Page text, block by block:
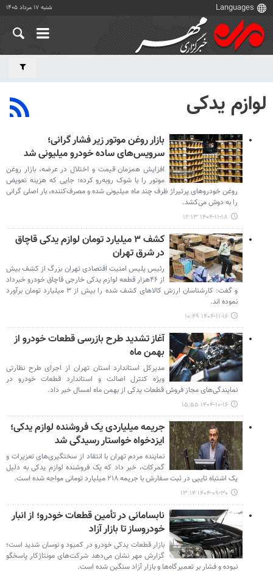
شنبه ۱۷ مرداد ۱۴۰۵
لوازم یدکی
بازار روغن موتور زیر فشار گرانی؛
سرویس‌های ساده خودرو میلیونی شد
افزایش همزمان قیمت و اختلال در عرضه، بازار روغن
موتور را با شوک روبه‌رو کرده؛ جایی که هزینه تعویض
روغن خودروهای پرتیراژ ظرف چند ماه میلیونی شده و مصرف‌کننده، بار اصلی گرانی
را به دوش می‌کشد.
۱۴۰۴-۱۱-۱۸ ۱۲:۱۳
کشف ۳ میلیارد تومان لوازم یدکی قاچاق
در شرق تهران
رئیس پلیس امنیت اقتصادی تهران بزرگ از کشف بیش
از ۴۶هزار قطعه لوازم یدکی خارجی قاچاق خودرو خبرداد
و گفت: کارشناسان ارزش کالاهای کشف شده را بیش از ۳ میلیارد تومان برآورد
نموده اند.
۱۴۰۴-۱۱-۱۶ ۱۰:۴۹
آغاز تشدید طرح بازرسی قطعات خودرو از
بهمن ماه
مدیرکل استاندارد استان تهران از اجرای طرح نظارتی
ویژه کنترل اصالت و استاندارد قطعات خودرو در
نمایندگی‌های مجاز فروش قطعات یدکی از بهمن ماه امسال خبر داد.
۱۴۰۴-۱۰-۱۶ ۱۵:۵۵
جریمه میلیاردی یک فروشنده لوازم یدکی؛
ایزدخواه خواستار رسیدگی شد
نماینده مردم تهران با انتقاد از سختگیری‌های تعزیرات و
گمرکات، خبر داد که یک فروشنده لوازم یدکی به دلیل
یک اشتباه تایپی در ثبت سفارش با جریمه ۲۱۸ میلیارد تومانی مواجه شده است.
۱۴۰۴-۰۹-۳۰ ۱۳:۱۴
نابسامانی در تأمین قطعات خودرو؛ از انبار
خودروساز تا بازار آزاد
بازار قطعات یدکی خودرو در کمبود و نوسان شدید است؛
گزارش مهر نشان می‌دهد شرکت‌های مونتاژکار پاسخگو
نبوده و فشار بر تعمیرگاه‌ها و بازار آزاد سنگین شده است.